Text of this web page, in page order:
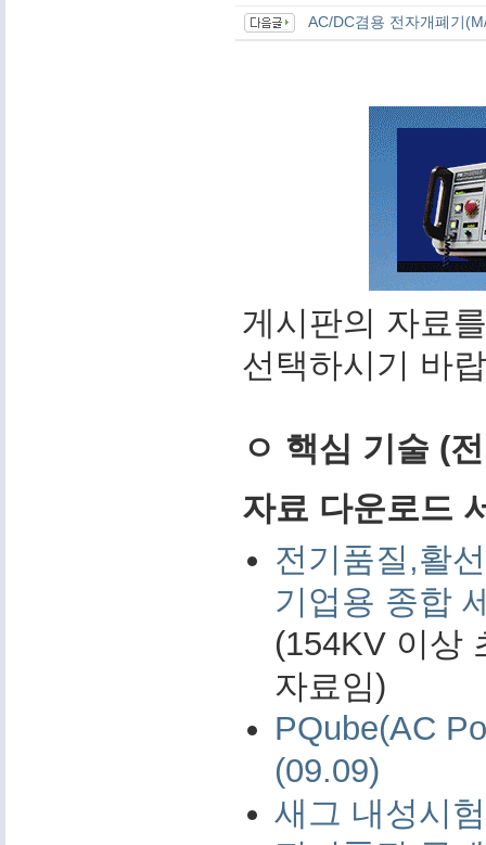
AC/DC겸용 전자개폐기
게시판의 자료
선택하시기 바
ㅇ 핵심 기술 (
자료 다운로드
전기품질,활
기업용 종합
(154KV 이상
자료임)
PQube(AC
(09.09)
새그 내성시